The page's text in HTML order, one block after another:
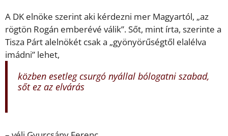
A DK elnöke szerint aki kérdezni mer Magyartól, „az
rögtön Rogán emberévé válik”. Sőt, mint írta, szerinte a
Tisza Párt alelnökét csak a „gyönyörűségtől elalélva
imádni” lehet,
közben esetleg csurgó nyállal bólogatni szabad,
sőt ez az elvárás